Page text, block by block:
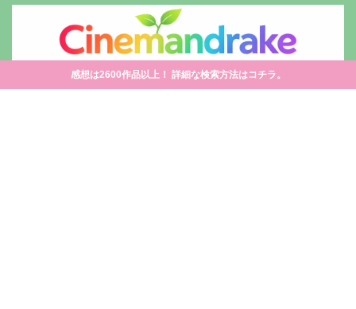
感想は2600作品以上！ 詳細な検索方法はコチラ。